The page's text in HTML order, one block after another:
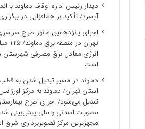
دیدار رئیس اداره اوقاف دماوند با
آبسرد/ تأکید بر هم‌افزایی در
اجرای پانزدهمین مانور طرح
انرژی معادل برق مصرفی شهرستان
است
دماوند در مسیر تبدیل شدن به
استان تهران/ دماوند به مرکز
تبدیل می‌شود/ اجرای طرح
مصوبات استانی و ملی پیش‌بینی
مجهزترین مرکز تصویربرداری شرق